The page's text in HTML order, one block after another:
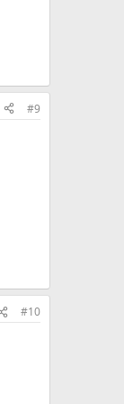
#9
#10